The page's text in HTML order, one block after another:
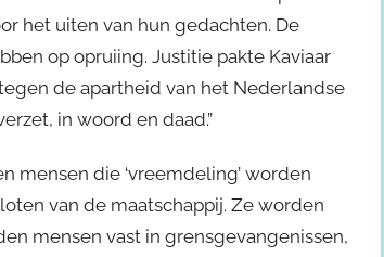
het uiten van hun gedachten. De
op opruiing. Justitie pakte Kaviaar
de apartheid van het Nederlandse
in woord en daad.”
mensen die ‘vreemdeling’ worden
van de maatschappij. Ze worden
mensen vast in grensgevangenissen,